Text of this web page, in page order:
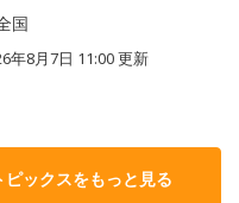
国
年8月7日 11:00更新
ックスをもっと見る